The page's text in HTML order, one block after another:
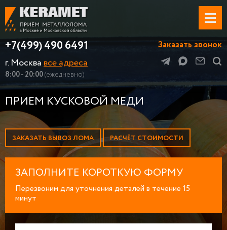
+7(499) 490 6491
г. Москвавсе адреса
8:00 - 20:00(ежедневно)
Заказать звонок
ПРИЕМ КУСКОВОЙ МЕДИ
ЗАКАЗАТЬ ВЫВОЗ ЛОМА РАСЧЁТ СТОИМОСТИ
ЗАПОЛНИТЕ КОРОТКУЮ ФОРМУ
Перезвоним для уточнения деталей в течение 15
минут